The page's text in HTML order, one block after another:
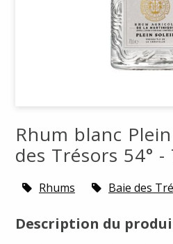
Rhum blanc
des Trésors 54° -
Rhums Baie des
Description du